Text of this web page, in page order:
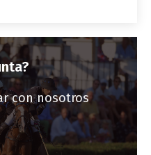
con nosotros